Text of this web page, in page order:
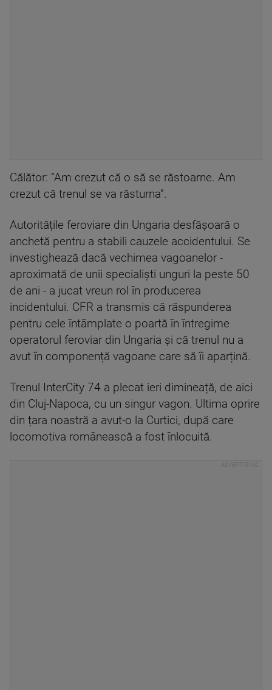
Călător: ”Am crezut că o să se răstoarne. Am
crezut că trenul se va răsturna”.
Autoritățile feroviare din Ungaria desfăşoară o
anchetă pentru a stabili cauzele accidentului. Se
investighează dacă vechimea vagoanelor -
aproximată de unii specialiști unguri la peste 50
de ani - a jucat vreun rol în producerea
incidentului. CFR a transmis că răspunderea
pentru cele întâmplate o poartă în întregime
operatorul feroviar din Ungaria și că trenul nu a
avut în componență vagoane care să îi aparțină.
Trenul InterCity 74 a plecat ieri dimineață, de aici
din Cluj-Napoca, cu un singur vagon. Ultima oprire
din țara noastră a avut-o la Curtici, după care
locomotiva românească a fost înlocuită.